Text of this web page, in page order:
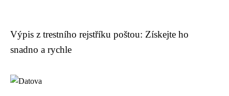
Výpis z trestního rejstříku poštou: Získejte ho
snadno a rychle